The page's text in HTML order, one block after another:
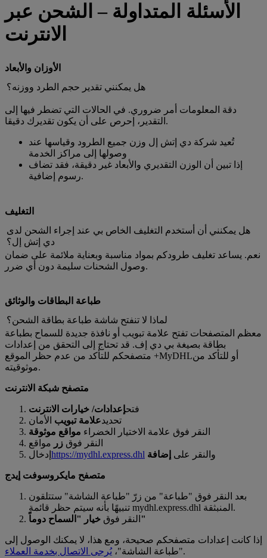
الأسئلة المتداولة – الشحن عبر
الانترنت
الأوزان والأبعاد
هل يمكنني تقدير حجم الطرد ووزنه؟
دقة المعلومات أمر ضروري. في الحالات التي تضطر فيها إلى
التقدير، إحرص على أن يكون تقديرك دقيقا.
تُعيد شركة دي إتش إل وزن جميع الطرود وقياسها عند
وصولها إلى مراكز الخدمة
إذا تبين أن الوزن التقديري والأبعاد غير دقيقة، فقد تضاف
رسوم إضافية.
التغليف
هل يمكنني أن أستخدم التغليف الخاص بي عند إجراء الشحن لدى
دي إتش إل؟
نعم. يساعد تغليف طرودكم بمواد مناسبة وبعناية ملائمة على ضمان
وصول الشحنات سليمة دون أي ضرر.
طباعة البطاقات والوثائق
لماذا لا تنفتح شاشة طباعة بطاقة الشحن؟
معظم المتصفحات تفتح علامة تبويب أو نافذة جديدة للسماح بطباعة
بطاقة بصيغة بي دي إف. قد تحتاج إلى التحقق من إعدادات
متصفحكم للتأكد من عدم حظر الموقع +MyDHLأو للتأكد من
موثوقيته.
متصفح شبكة الانترنت
فتحإعدادات/ خيارات الانترنت
تحديدعلامة تبويب الأمان
النقر فوق علامة الاختيار الخضراء مواقع موثوقة
النقر فوق زر مواقع
إدخال https://mydhl.express.dhl والنقر على إضافة
متصفح مايكروسوفت إيدج
بعد النقر فوق "طباعة" من زرّ "طباعة الشاشة" ستتلقون
تنبيهًا بأنه سيتم حظر قائمة mydhl.express.dhl المنبثقة.
النقر فوق خيار "السماح دوماً"
إذا كانت إعدادات متصفحكم صحيحة، ومع هذا، لا يمكنك الوصول إلى
"طباعة الشاشة"،يُرجى الاتصال بخدمة العملاء
.